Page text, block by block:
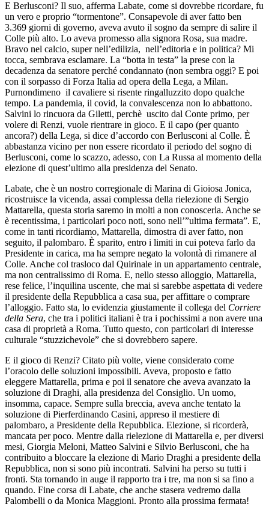
E Berlusconi? Il suo, afferma Labate, come si dovrebbe ricordare, fu
un vero e proprio “tormentone”. Consapevole di aver fatto ben
3.369 giorni di governo, aveva avuto il sogno da sempre di salire il
Colle più alto. Lo aveva promesso alla signora Rosa, sua madre.
Bravo nel calcio, super nell’edilizia, nell’editoria e in politica? Mi
tocca, sembrava esclamare. La “botta in testa” la prese con la
decadenza da senatore perché condannato (non sembra oggi? E poi
con il sorpasso di Forza Italia ad opera della Lega, a Milan.
Purnondimeno il cavaliere si risente ringalluzzito dopo qualche
tempo. La pandemia, il covid, la convalescenza non lo abbattono.
Salvini lo rincuora da Giletti, perchè uscito dal Conte primo, per
volere di Renzi, vuole rientrare in gioco. E il capo (per quanto
ancora?) della Lega, si dice d’accordo con Berlusconi al Colle. È
abbastanza vicino per non essere ricordato il periodo del sogno di
Berlusconi, come lo scazzo, adesso, con La Russa al momento della
elezione di quest’ultimo alla presidenza del Senato.
Labate, che è un nostro corregionale di Marina di Gioiosa Jonica,
ricostruisce la vicenda, assai complessa della rielezione di Sergio
Mattarella, questa storia saremo in molti a non conoscerla. Anche se
è recentissima, i particolari poco noti, sono nell’”ultima fermata”. E,
come in tanti ricordiamo, Mattarella, dimostra di aver fatto, non
seguito, il palombaro. È sparito, entro i limiti in cui poteva farlo da
Presidente in carica, ma ha sempre negato la volontà di rimanere al
Colle. Anche col trasloco dal Quirinale in un appartamento centrale,
ma non centralissimo di Roma. E, nello stesso alloggio, Mattarella,
rese felice, l’inquilina uscente, che mai si sarebbe aspettata di vedere
il presidente della Repubblica a casa sua, per affittare o comprare
l’alloggio. Fatto sta, lo evidenzia giustamente il collega del Corriere
della Sera, che tra i politici italiani è tra i pochissimi a non avere una
casa di proprietà a Roma. Tutto questo, con particolari di interesse
culturale “stuzzichevole” che si dovrebbero sapere.
E il gioco di Renzi? Citato più volte, viene considerato come
l’oracolo delle soluzioni impossibili. Aveva, proposto e fatto
eleggere Mattarella, prima e poi il senatore che aveva avanzato la
soluzione di Draghi, alla presidenza del Consiglio. Un uomo,
insomma, capace. Sempre sulla breccia, aveva anche tentato la
soluzione di Pierferdinando Casini, appreso il mestiere di
palombaro, a Presidente della Repubblica. Elezione, si ricorderà,
mancata per poco. Mentre dalla rielezione di Mattarella e, per diversi
mesi, Giorgia Meloni, Matteo Salvini e Silvio Berlusconi, che ha
contribuito a bloccare la elezione di Mario Draghi a presidente della
Repubblica, non si sono più incontrati. Salvini ha perso su tutti i
fronti. Sta tornando in auge il rapporto tra i tre, ma non si sa fino a
quando. Fine corsa di Labate, che anche stasera vedremo dalla
Palombelli o da Monica Maggioni. Pronto alla prossima fermata!